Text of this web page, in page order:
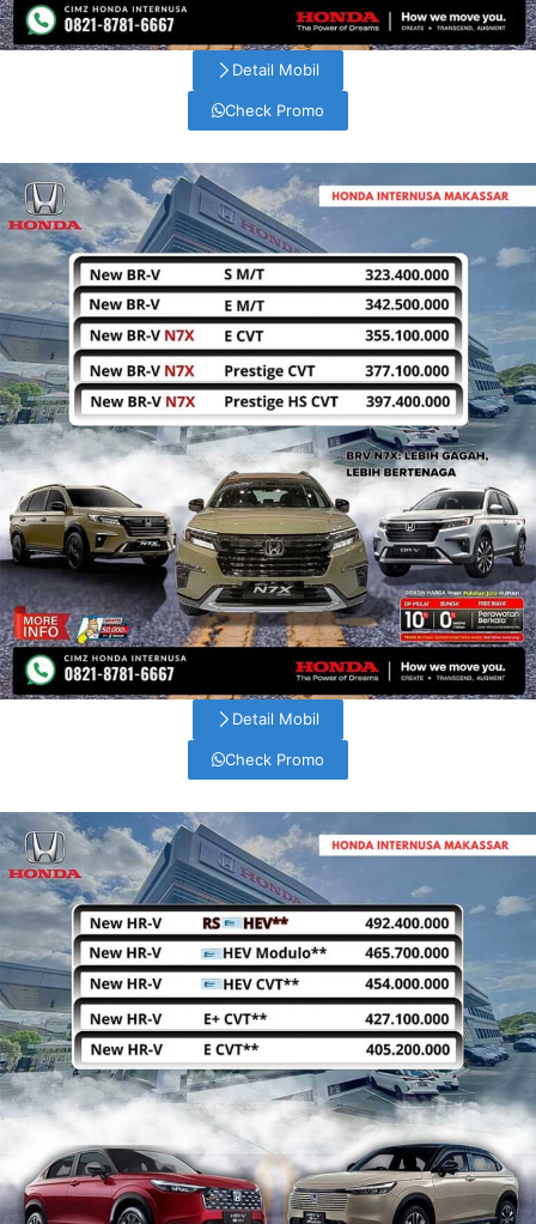
Detail Mobil
Check Promo
Detail Mobil
Check Promo